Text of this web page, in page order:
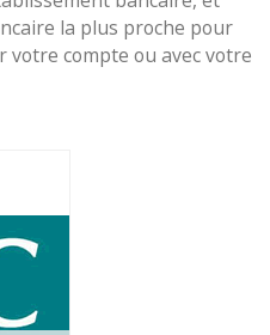
la plus proche pour
votre compte ou avec votre